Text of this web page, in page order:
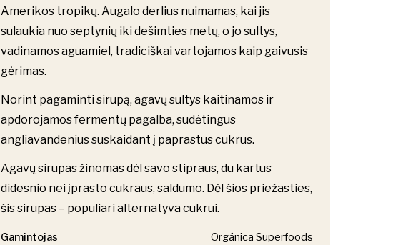
Amerikos tropikų. Augalo derlius nuimamas, kai jis
sulaukia nuo septynių iki dešimties metų, o jo sultys,
vadinamos aguamiel, tradiciškai vartojamos kaip gaivusis
gėrimas.
Norint pagaminti sirupą, agavų sultys kaitinamos ir
apdorojamos fermentų pagalba, sudėtingus
angliavandenius suskaidant į paprastus cukrus.
Agavų sirupas žinomas dėl savo stipraus, du kartus
didesnio nei įprasto cukraus, saldumo. Dėl šios priežasties,
šis sirupas – populiari alternatyva cukrui.
Gamintojas
Orgánica Superfoods